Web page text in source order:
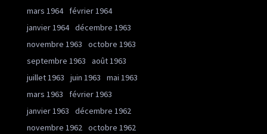
mars 1964
février 1964
janvier 1964 décembre 1963
novembre 1963
octobre 1963
septembre 1963
août 1963
juillet 1963
juin 1963
mai 1963
mars 1963
février 1963
janvier 1963
décembre 1962
novembre 1962 octobre 1962